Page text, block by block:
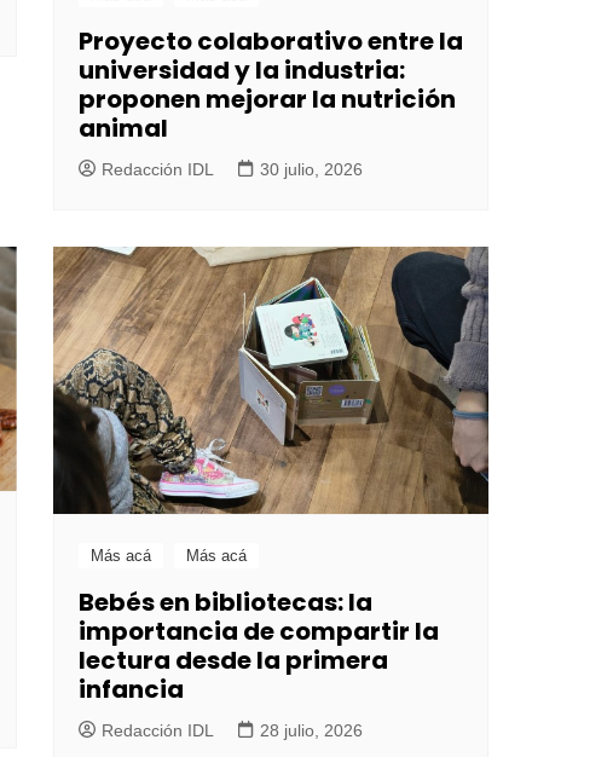
Proyecto colaborativo entre la
universidad y la industria:
proponen mejorar la nutrición
animal
Redacción IDL 30 julio, 2026
Más acá Más acá
Bebés en bibliotecas: la
importancia de compartir la
lectura desde la primera
infancia
Redacción IDL 28 julio, 2026